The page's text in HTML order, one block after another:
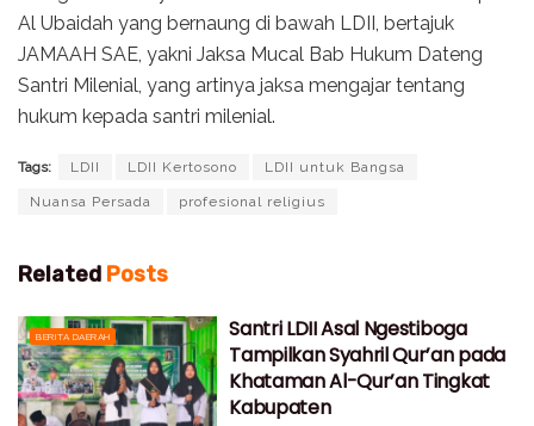
Al Ubaidah yang bernaung di bawah LDII, bertajuk
JAMAAH SAE, yakni Jaksa Mucal Bab Hukum Dateng
Santri Milenial, yang artinya jaksa mengajar tentang
hukum kepada santri milenial.
Tags: LDII LDII Kertosono LDII untuk Bangsa
Nuansa Persada profesional religius
Related Posts
BERITA DAERAH
Santri LDII Asal Ngestiboga
Tampilkan Syahril Qur’an pada
Khataman Al-Qur’an Tingkat
Kabupaten